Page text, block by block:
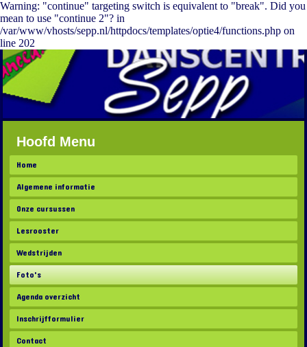
Warning: "continue" targeting switch is equivalent to "break". Did you
mean to use "continue 2"? in
/var/www/vhosts/sepp.nl/httpdocs/templates/optie4/functions.php on
line 202
Hoofd Menu
Home
Algemene informatie
Onze cursussen
Lesrooster
Wedstrijden
Foto's
Agenda overzicht
Inschrijfformulier
Contact